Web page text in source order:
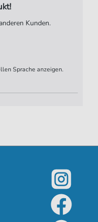
Kunden.
Sprache anzeigen.